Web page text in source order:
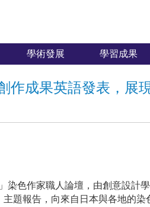
學術發展 學習成果
成果英語發表，展
染色作家職人論壇，由創意設計
題報告，向來自日本與各地的